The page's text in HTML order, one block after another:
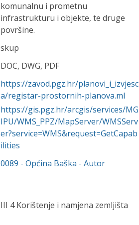
komunalnu i prometnu
infrastrukturu i objekte, te druge
površine.
skup
DOC, DWG, PDF
https://zavod.pgz.hr/planovi_i_izvjesc
a/registar-prostornih-planova.ml
https://gis.pgz.hr/arcgis/services/MG
IPU/WMS_PPZ/MapServer/WMSServ
er?service=WMS&request=GetCapab
ilities
0089 -Općina Baška - Autor
III 4 Korištenje i namjena zemljišta